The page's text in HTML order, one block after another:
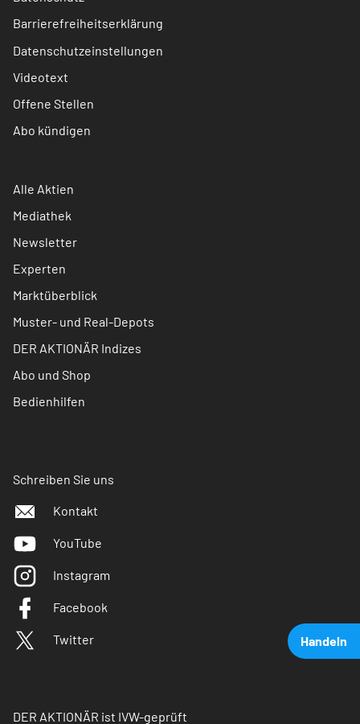
Handeln
Barrierefreiheitserklärung
Datenschutzeinstellungen
Videotext
Offene Stellen
Abo kündigen
Alle Aktien
Mediathek
Newsletter
Experten
Marktüberblick
Muster- und Real-Depots
DER AKTIONÄR Indizes
Abo und Shop
Bedienhilfen
Schreiben Sie uns
Kontakt
YouTube
Instagram
Facebook
Twitter
DER AKTIONÄR ist IVW-geprüft